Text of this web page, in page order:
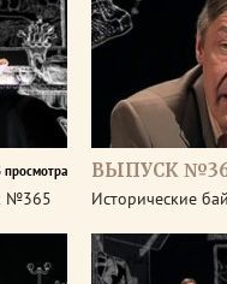
просмотра
№365
ВЫПУСК
Исторические